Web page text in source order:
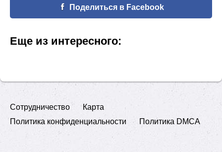
Поделиться в Facebook
Еще из интересного:
Сотрудничество
Карта
Политика конфиденциальности
Политика DMCA